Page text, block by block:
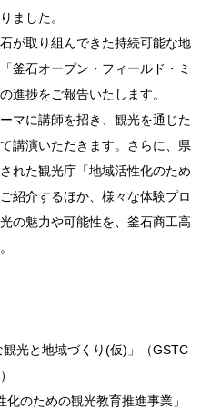
ました。
が取り組んできた持続可能な地
釜石オープン・フィールド・ミ
進捗をご報告いたします。
マに講師を招き、観光を通じた
講演いただきます。さらに、県
れた観光庁「地域活性化のため
紹介するほか、様々な体験プロ
の魅力や可能性を、釜石商工高
光と地域づくり(仮)」（GSTC
のための観光教育推進事業」